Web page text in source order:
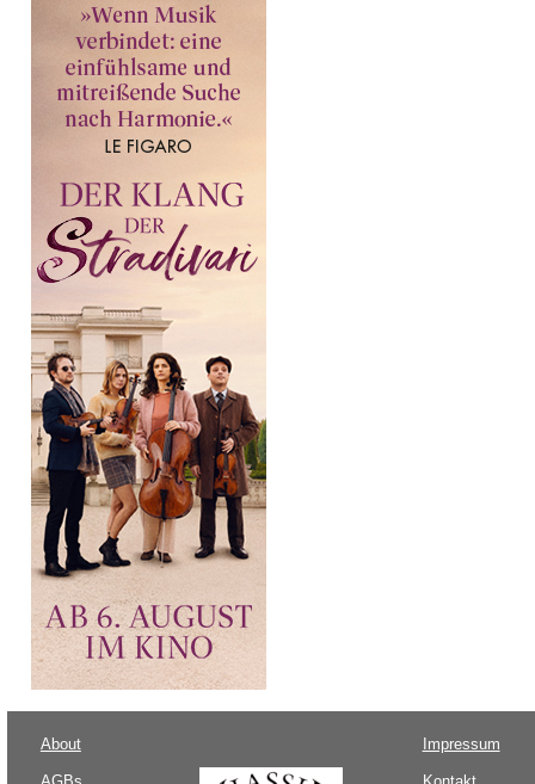
About Impressum